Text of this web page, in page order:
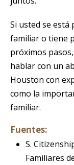
Si usted se
familiar o tiene
próximos
hablar con un
Houston con
como la
familiar.
Fuentes:
S.
Familiares